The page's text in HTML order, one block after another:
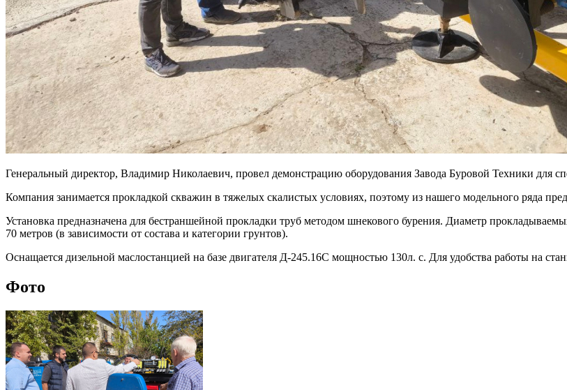
Генеральный директор, Владимир Николаевич, провел демонстрацию оборудования Завода Буровой Техники для
Компания занимается прокладкой скважин в тяжелых скалистых условиях, поэтому из нашего модельного ряда
Установка предназначена для бестраншейной прокладки труб методом шнекового бурения. Диаметр
70 метров (в зависимости от состава и категории грунтов).
Оснащается дизельной маслостанцией на базе двигателя Д-245.16С мощностью 130л. с. Для удобства работы на
Фото